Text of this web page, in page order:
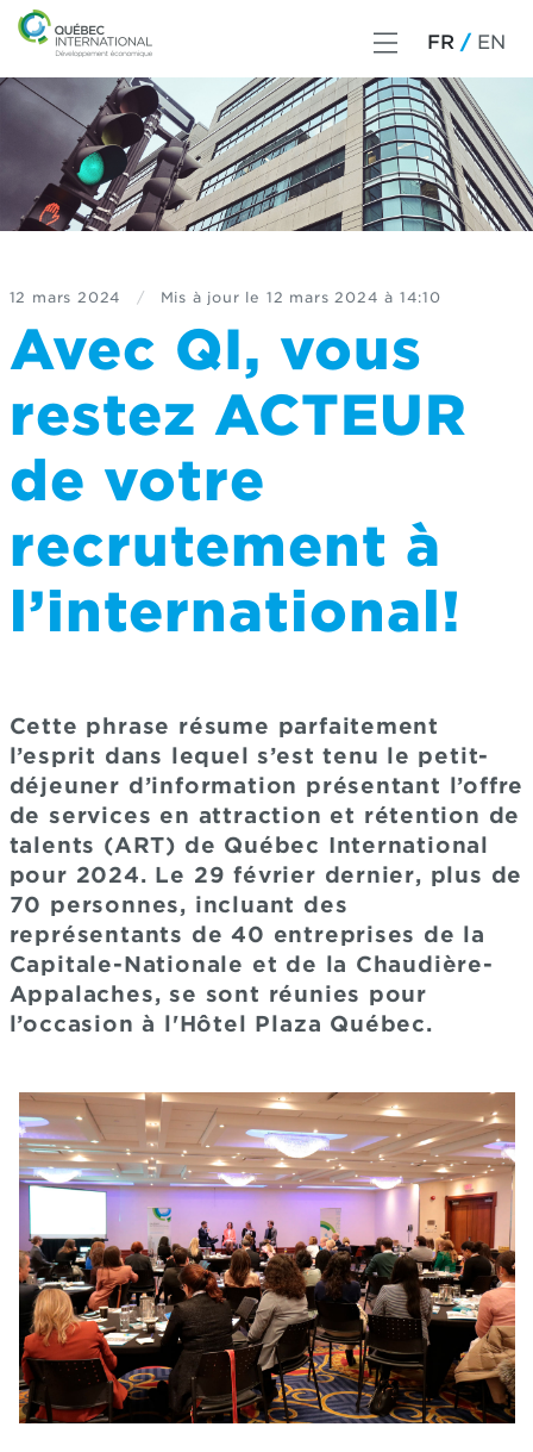
FR EN
12 mars 2024 / Mis à jour le 12 mars 2024 à 14:10
Avec QI, vous
restez ACTEUR
de votre
recrutement à
l’international!
Cette phrase résume parfaitement
l’esprit dans lequel s’est tenu le petit-
déjeuner d’information présentant l’offre
de services en attraction et rétention de
talents (ART) de Québec International
pour 2024. Le 29 février dernier, plus de
70 personnes, incluant des
représentants de 40 entreprises de la
Capitale-Nationale et de la Chaudière-
Appalaches, se sont réunies pour
l’occasion à l'Hôtel Plaza Québec.